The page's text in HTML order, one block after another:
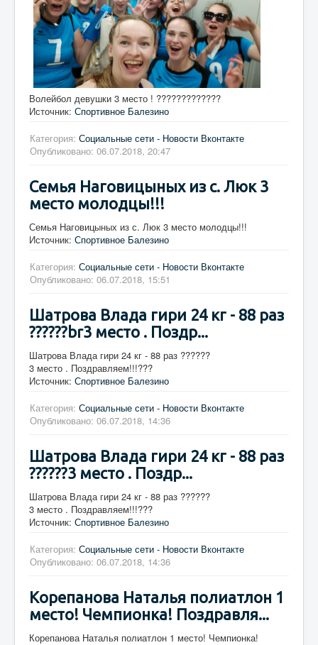
Волейбол девушки 3 место ! ?????????????
Источник: Спортивное Балезино
Категория: Социальные сети - Новости Вконтакте
Опубликовано: 06.07.2018, 20:47
Семья Наговицыных из с. Люк 3
место молодцы!!!
Семья Наговицыных из с. Люк 3 место молодцы!!!
Источник: Спортивное Балезино
Категория: Социальные сети - Новости Вконтакте
Опубликовано: 06.07.2018, 15:51
Шатрова Влада гири 24 кг - 88 раз
??????br3 место . Поздр...
Шатрова Влада гири 24 кг - 88 раз ??????
3 место . Поздравляем!!!???
Источник: Спортивное Балезино
Категория: Социальные сети - Новости Вконтакте
Опубликовано: 06.07.2018, 14:36
Шатрова Влада гири 24 кг - 88 раз
??????3 место . Поздр...
Шатрова Влада гири 24 кг - 88 раз ??????
3 место . Поздравляем!!!???
Источник: Спортивное Балезино
Категория: Социальные сети - Новости Вконтакте
Опубликовано: 06.07.2018, 14:36
Корепанова Наталья полиатлон 1
место! Чемпионка! Поздравля...
Корепанова Наталья полиатлон 1 место! Чемпионка!